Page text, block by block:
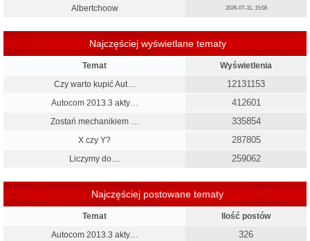
Albertchoow 2026-07-31, 15:08
Najczęściej wyświetlane tematy
Temat
Wyświetlenia
Czy warto kupić Aut…
12131153
Autocom 2013.3 akty… 412601
Zostań mechanikiem … 335854
X czy Y? 287805
Liczymy do.... 259062
Najczęściej postowane tematy
Temat
Ilość postów
Autocom 2013.3 akty…
326